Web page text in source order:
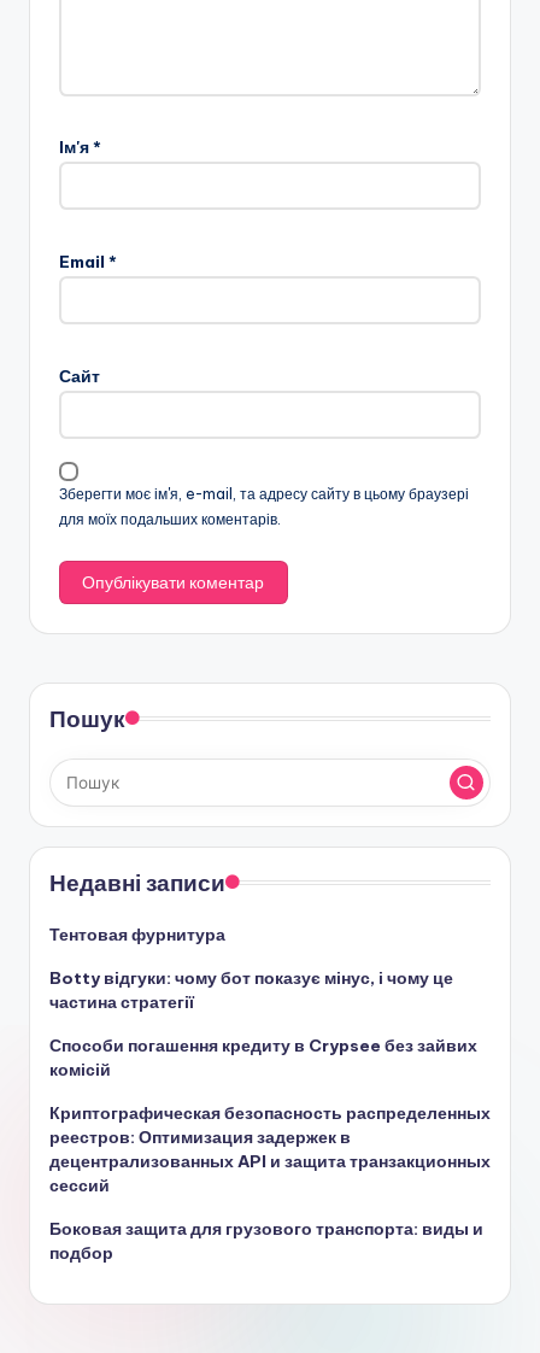
Ім'я*
Email *
Сайт
Зберегти моє ім'я, e-mail, та адресу сайту в цьому браузері
для моїх подальших коментарів.
Пошук
Недавні записи
Тентовая фурнитура
Botty відгуки: чому бот показує мінус, і чому це
частина стратегії
Способи погашення кредиту в Crypsee без зайвих
комісій
Криптографическая безопасность распределенных
реестров: Оптимизация задержек в
децентрализованных API и защита транзакционных
сессий
Боковая защита для грузового транспорта: виды и
подбор